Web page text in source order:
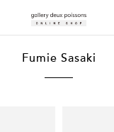
Fumie Sasaki